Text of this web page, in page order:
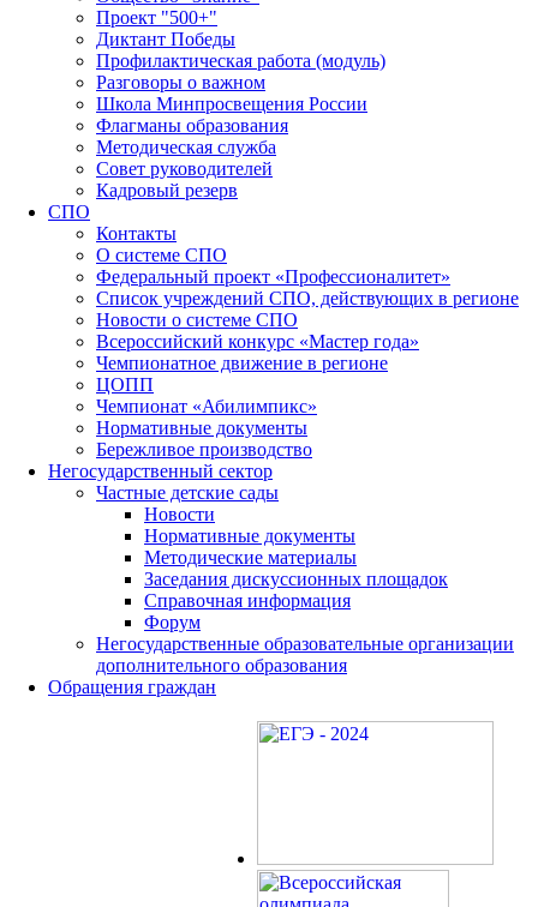
Проект "500+"
Диктант Победы
Профилактическая работа (модуль)
Разговоры о важном
Школа Минпросвещения России
Флагманы образования
Методическая служба
Совет руководителей
Кадровый резерв
СПО
Контакты
О системе СПО
Федеральный проект «Профессионалитет»
Список учреждений СПО, действующих в регионе
Новости о системе СПО
Всероссийский конкурс «Мастер года»
Чемпионатное движение в регионе
ЦОПП
Чемпионат «Абилимпикс»
Нормативные документы
Бережливое производство
Негосударственный сектор
Частные детские сады
Новости
Нормативные документы
Методические материалы
Заседания дискуссионных площадок
Справочная информация
Форум
Негосударственные образовательные организации
дополнительного образования
Обращения граждан